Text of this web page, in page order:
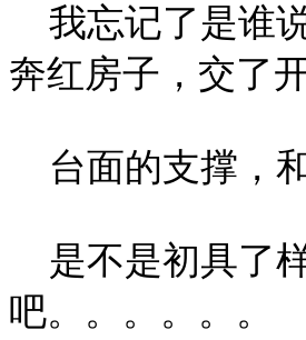
我忘记了是谁
奔红房子，交了
台面的支撑，
是不是初具了
吧。。。。。。